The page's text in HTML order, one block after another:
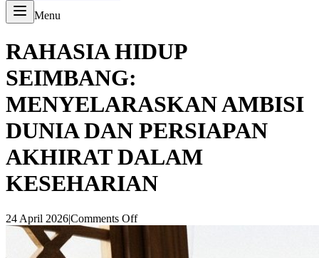
Menu
RAHASIA HIDUP
SEIMBANG:
MENYELARASKAN AMBISI
DUNIA DAN PERSIAPAN
AKHIRAT DALAM
KESEHARIAN
24 April 2026|Comments Off